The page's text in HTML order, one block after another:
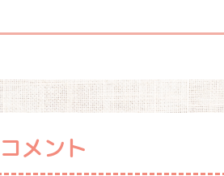
コメント